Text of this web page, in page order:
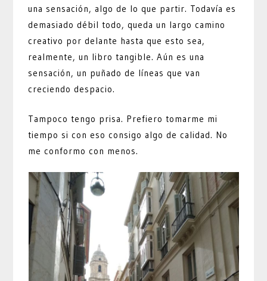
una sensación, algo de lo que partir. Todavía es
demasiado débil todo, queda un largo camino
creativo por delante hasta que esto sea,
realmente, un libro tangible. Aún es una
sensación, un puñado de líneas que van
creciendo despacio.
Tampoco tengo prisa. Prefiero tomarme mi
tiempo si con eso consigo algo de calidad. No
me conformo con menos.